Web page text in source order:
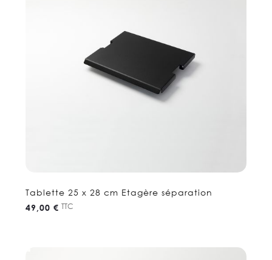
Tablette 25 x 28 cm Etagère séparation
49,00 € TTC